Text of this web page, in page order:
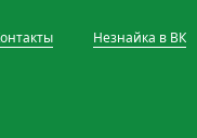
Незнайка в ВК